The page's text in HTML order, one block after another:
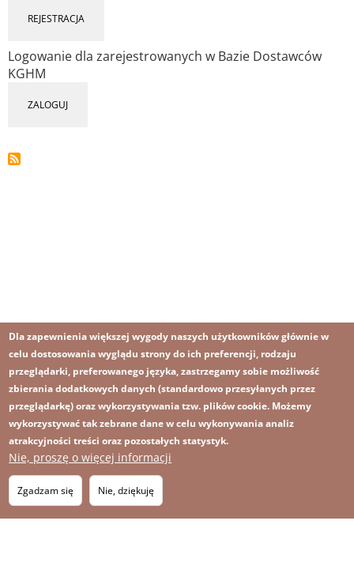
Systemu
Bezpieczeństwa
REJESTRACJA
Logowanie dla zarejestrowanych w Bazie Dostawców
KGHM
ZALOGUJ
Footer
menu
Zapisz się na newsletter
Obraz
MAPA STRONY
Dla zapewnienia większej wygody naszych użytkowników głównie w
celu dostosowania wyglądu strony do ich preferencji, rodzaju
przeglądarki, preferowanego języka, zastrzegamy sobie możliwość
zbierania dodatkowych danych (standardowo przesyłanych przez
przeglądarkę) oraz wykorzystywania tzw. plików cookie. Możemy
wykorzystywać tak zebrane dane w celu wykonywania analiz
atrakcyjności treści oraz pozostałych statystyk.
Nie, proszę o więcej informacji
Zgadzam się Nie, dziękuję